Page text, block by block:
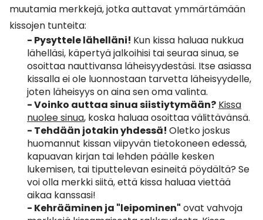
muutamia merkkejä, jotka auttavat ymmärtämään
kissojen tunteita:
- Pysyttele lähelläni! Kun kissa haluaa nukkua
lähelläsi, käpertyä jalkoihisi tai seuraa sinua, se
osoittaa nauttivansa läheisyydestäsi. Itse asiassa
kissalla ei ole luonnostaan tarvetta läheisyydelle,
joten läheisyys on aina sen oma valinta.
- Voinko auttaa sinua siistiytymään? Kissa
nuolee sinua, koska haluaa osoittaa välittävänsä.
- Tehdään jotakin yhdessä! Oletko joskus
huomannut kissan viipyvän tietokoneen edessä,
kapuavan kirjan tai lehden päälle kesken
lukemisen, tai tiputtelevan esineitä pöydältä? Se
voi olla merkki siitä, että kissa haluaa viettää
aikaa kanssasi!
- Kehrääminen ja "leipominen" ovat vahvoja